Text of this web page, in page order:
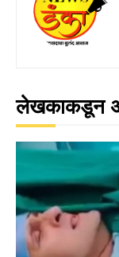
लेखकाकडून